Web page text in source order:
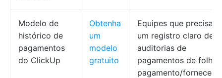
Modelo de
histórico de
pagamentos
do ClickUp
Obtenha
um
modelo
gratuito
Equipes que
um registro claro de
auditorias de
pagamentos de folha
pagamento/